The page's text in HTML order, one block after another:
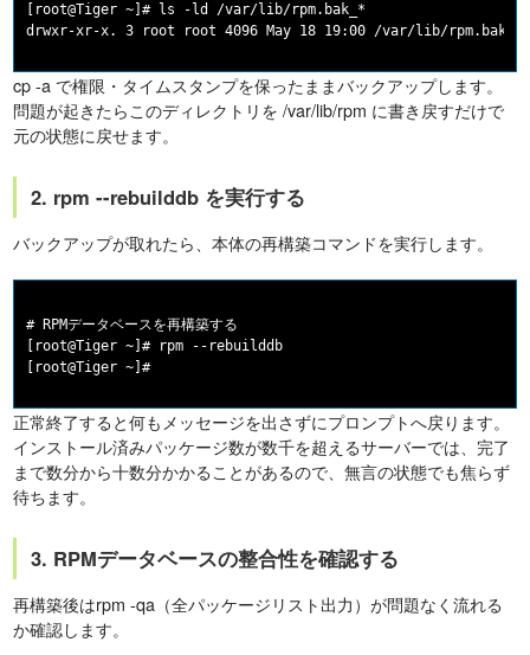
[root@Tiger ~]# ls -ld /var/lib/rpm.bak_*
cp -a で権限・タイムスタンプを保ったままバックアップします。
問題が起きたらこのディレクトリを /var/lib/rpm に書き戻すだけで
元の状態に戻せます。
2. rpm --rebuilddb を実行する
バックアップが取れたら、本体の再構築コマンドを実行します。
# RPMデータベースを再構築する
[root@Tiger ~]# rpm --rebuilddb
[root@Tiger ~]#
正常終了すると何もメッセージを出さずにプロンプトへ戻ります。
インストール済みパッケージ数が数千を超えるサーバーでは、完了
まで数分から十数分かかることがあるので、無言の状態でも焦らず
待ちます。
3. RPMデータベースの整合性を確認する
再構築後はrpm -qa（全パッケージリスト出力）が問題なく流れる
か確認します。